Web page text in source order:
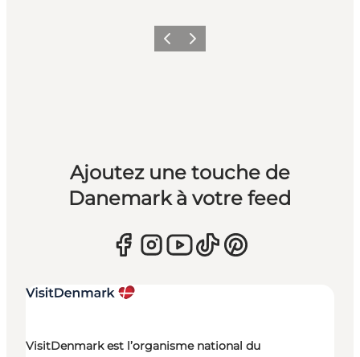
PrécédentSuivant
Ajoutez une touche de
Danemark à votre feed
VisitDenmark est l’organisme national du